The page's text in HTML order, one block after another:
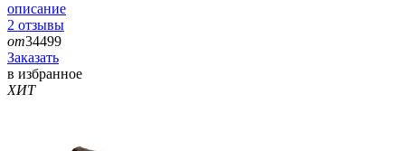
описание
2 отзывы
от34499
Заказать
в избранное
ХИТ